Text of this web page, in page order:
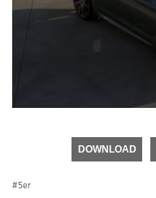
DOWNLOAD
5er